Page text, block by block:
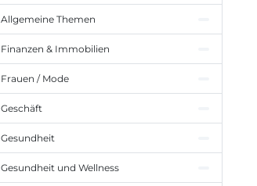
Allgemeine Themen
Finanzen & Immobilien
Frauen / Mode
Geschäft
Gesundheit
Gesundheit und Wellness